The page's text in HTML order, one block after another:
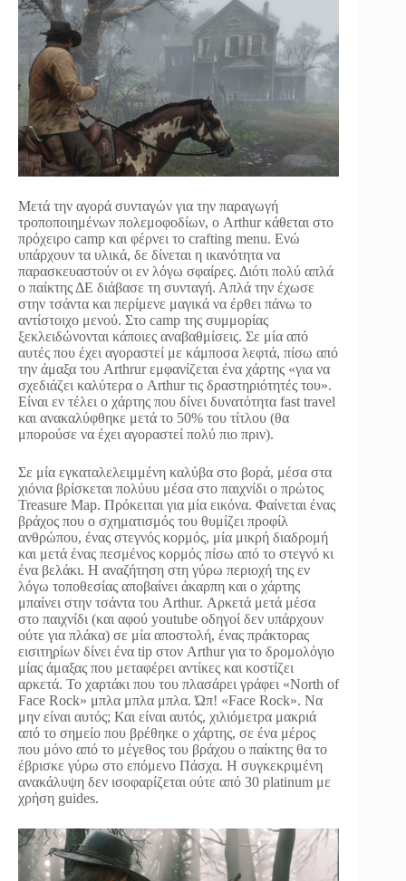
Μετά την αγορά συνταγών για την παραγωγή
τροποποιημένων πολεμοφοδίων, ο Arthur κάθεται στο
πρόχειρο camp και φέρνει το crafting menu. Ενώ
υπάρχουν τα υλικά, δε δίνεται η ικανότητα να
παρασκευαστούν οι εν λόγω σφαίρες. Διότι πολύ απλά
ο παίκτης ΔΕ διάβασε τη συνταγή. Απλά την έχωσε
στην τσάντα και περίμενε μαγικά να έρθει πάνω το
αντίστοιχο μενού. Στο camp της συμμορίας
ξεκλειδώνονται κάποιες αναβαθμίσεις. Σε μία από
αυτές που έχει αγοραστεί με κάμποσα λεφτά, πίσω από
την άμαξα του Arthrur εμφανίζεται ένα χάρτης «για να
σχεδιάζει καλύτερα ο Arthur τις δραστηριότητές του».
Είναι εν τέλει ο χάρτης που δίνει δυνατότητα fast travel
και ανακαλύφθηκε μετά το 50% του τίτλου (θα
μπορούσε να έχει αγοραστεί πολύ πιο πριν).
Σε μία εγκαταλελειμμένη καλύβα στο βορά, μέσα στα
χιόνια βρίσκεται πολύυυ μέσα στο παιχνίδι ο πρώτος
Treasure Map. Πρόκειται για μία εικόνα. Φαίνεται ένας
βράχος που ο σχηματισμός του θυμίζει προφίλ
ανθρώπου, ένας στεγνός κορμός, μία μικρή διαδρομή
και μετά ένας πεσμένος κορμός πίσω από το στεγνό κι
ένα βελάκι. Η αναζήτηση στη γύρω περιοχή της εν
λόγω τοποθεσίας αποβαίνει άκαρπη και ο χάρτης
μπαίνει στην τσάντα του Arthur. Αρκετά μετά μέσα
στο παιχνίδι (και αφού youtube οδηγοί δεν υπάρχουν
ούτε για πλάκα) σε μία αποστολή, ένας πράκτορας
εισιτηρίων δίνει ένα tip στον Arthur για το δρομολόγιο
μίας άμαξας που μεταφέρει αντίκες και κοστίζει
αρκετά. Το χαρτάκι που του πλασάρει γράφει «North of
Face Rock» μπλα μπλα μπλα. Ώπ! «Face Rock». Να
μην είναι αυτός; Και είναι αυτός, χιλιόμετρα μακριά
από το σημείο που βρέθηκε ο χάρτης, σε ένα μέρος
που μόνο από το μέγεθος του βράχου ο παίκτης θα το
έβρισκε γύρω στο επόμενο Πάσχα. Η συγκεκριμένη
ανακάλυψη δεν ισοφαρίζεται ούτε από 30 platinum με
χρήση guides.